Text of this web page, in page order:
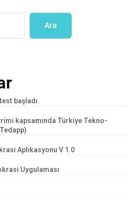
Ara
başladı.
kapsamında Türkiye Tekno-
Aplikasyonu V 1.0
Uygulaması